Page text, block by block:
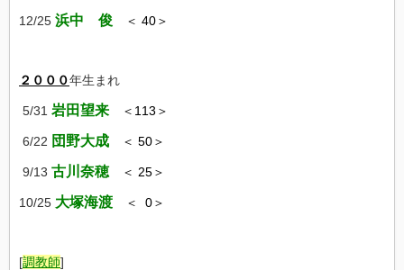
12/25 浜中 俊 ＜ 40＞
２０００年生まれ
5/31 岩田望来 ＜113＞
6/22 団野大成 ＜ 50＞
9/13 古川奈穂＜ 25＞
10/25 大塚海渡 ＜ 0＞
[調教師]